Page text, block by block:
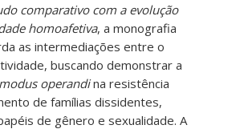
comparativo com a evolução
homoafetiva, a monografia
as intermediações entre o
buscando demonstrar a
modus operandina resistência
de famílias dissidentes,
de gênero e sexualidade. A